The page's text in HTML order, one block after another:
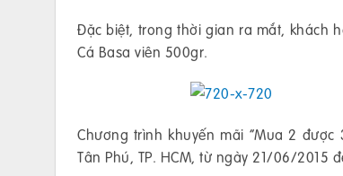
Đặc biệt, trong thời gian ra mắt, khách
Cá Basa viên 500gr.
Chương trình khuyến mãi “Mua 2
Tân Phú, TP. HCM, từ ngày 21/06/